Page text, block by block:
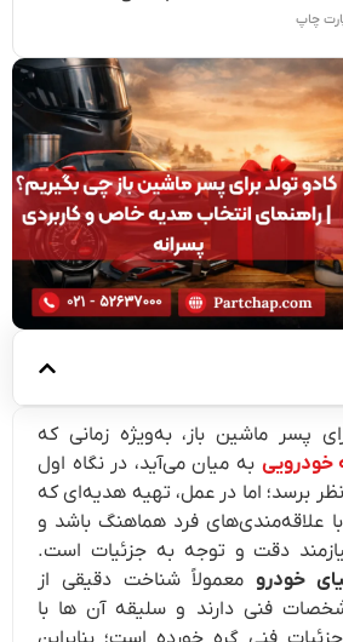
چاپ
پسر ماشین باز، به‌ویژه زمانی که
به میان می‌آید، در نگاه اول
برسد؛ اما در عمل، تهیه هدیه‌ای که
علاقه‌مندی‌های فرد هماهنگ باشد و
دقت و توجه به جزئیات است.
خودرو معمولاً شناخت دقیقی از
فنی دارند و سلیقه آن‌ ها با